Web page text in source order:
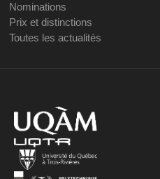
Nominations
Prix et distinctions
Toutes les actualités